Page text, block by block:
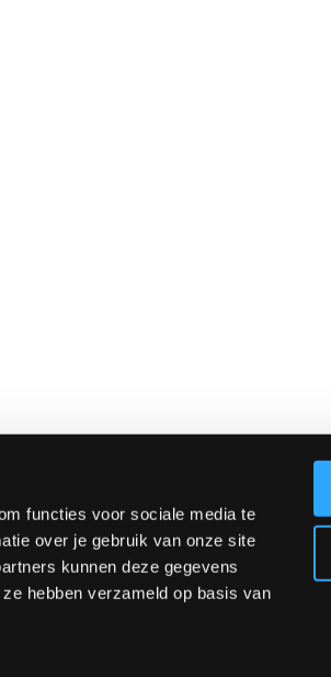
functies voor sociale media te
over je gebruik van onze site
kunnen deze gegevens
hebben verzameld op basis van